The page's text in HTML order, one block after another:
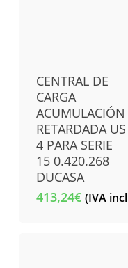
CENTRAL DE
CARGA
ACUMULACIÓN
RETARDADA US
4 PARA SERIE
15 0.420.268
DUCASA
413,24€ (IVA